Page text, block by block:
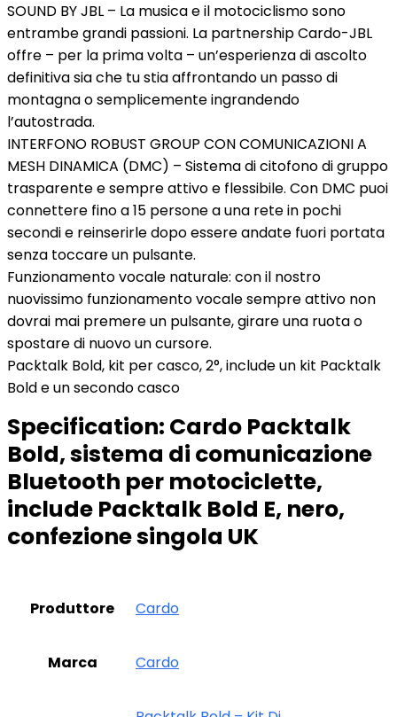
SOUND BY JBL – La musica e il motociclismo sono
entrambe grandi passioni. La partnership Cardo-JBL
offre – per la prima volta – un’esperienza di ascolto
definitiva sia che tu stia affrontando un passo di
montagna o semplicemente ingrandendo
l’autostrada.
INTERFONO ROBUST GROUP CON COMUNICAZIONI A
MESH DINAMICA (DMC) – Sistema di citofono di gruppo
trasparente e sempre attivo e flessibile. Con DMC puoi
connettere fino a 15 persone a una rete in pochi
secondi e reinserirle dopo essere andate fuori portata
senza toccare un pulsante.
Funzionamento vocale naturale: con il nostro
nuovissimo funzionamento vocale sempre attivo non
dovrai mai premere un pulsante, girare una ruota o
spostare di nuovo un cursore.
Packtalk Bold, kit per casco, 2°, include un kit Packtalk
Bold e un secondo casco
Specification: Cardo Packtalk
Bold, sistema di comunicazione
Bluetooth per motociclette,
include Packtalk Bold E, nero,
confezione singola UK
Produttore ‎Cardo
Marca ‎Cardo